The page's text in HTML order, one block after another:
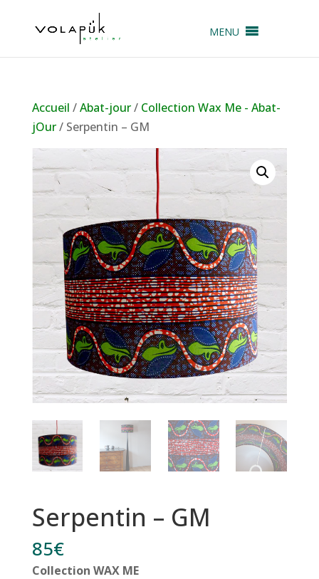
MENU
Accueil /Abat-jour/ Collection Wax Me - Abat-
jOur/ Serpentin – GM
Serpentin – GM
85€
Collection WAX ME